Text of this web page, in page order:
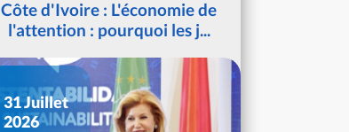
Côte d'Ivoire : L'économie de
l'attention : pourquoi les j...
31 Juillet
2026